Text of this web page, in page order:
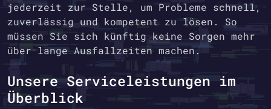
jederzeit zur Stelle, um Probleme schnell,
zuverlässig und kompetent zu lösen. So
müssen Sie sich künftig keine Sorgen mehr
über lange Ausfallzeiten machen.
Unsere Serviceleistungen im
Überblick